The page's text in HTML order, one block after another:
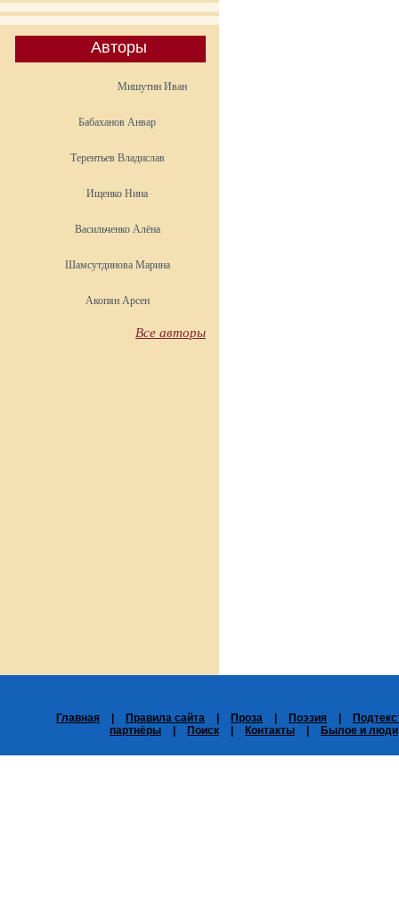
Авторы
Мишутин Иван
Бабаханов Анвар
Терентьев Владислав
Ищенко Нина
Васильченко Алёна
Шамсутдинова Марина
Акопян Арсен
Все авторы
Главная Правила сайта Проза Поэзия
партнёры
Поиск Контакты Былое и люди